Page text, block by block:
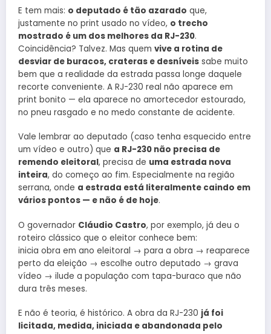
E tem mais: o deputado é tão azarado que,
justamente no print usado no vídeo, o trecho
mostrado é um dos melhores da RJ-230.
Coincidência? Talvez. Mas quem vive a rotina de
desviar de buracos, crateras e desníveis sabe muito
bem que a realidade da estrada passa longe daquele
recorte conveniente. A RJ-230 real não aparece em
print bonito — ela aparece no amortecedor estourado,
no pneu rasgado e no medo constante de acidente.
Vale lembrar ao deputado (caso tenha esquecido entre
um vídeo e outro) que a RJ-230 não precisa de
remendo eleitoral, precisa de uma estrada nova
inteira, do começo ao fim. Especialmente na região
serrana, onde a estrada está literalmente caindo em
vários pontos — e não é de hoje.
O governador Cláudio Castro, por exemplo, já deu o
roteiro clássico que o eleitor conhece bem:
inicia obra em ano eleitoral → para a obra → reaparece
perto da eleição → escolhe outro deputado → grava
vídeo → ilude a população com tapa-buraco que não
dura três meses.
E não é teoria, é histórico. A obra da RJ-230 já foi
licitada, medida, iniciada e abandonada pelo